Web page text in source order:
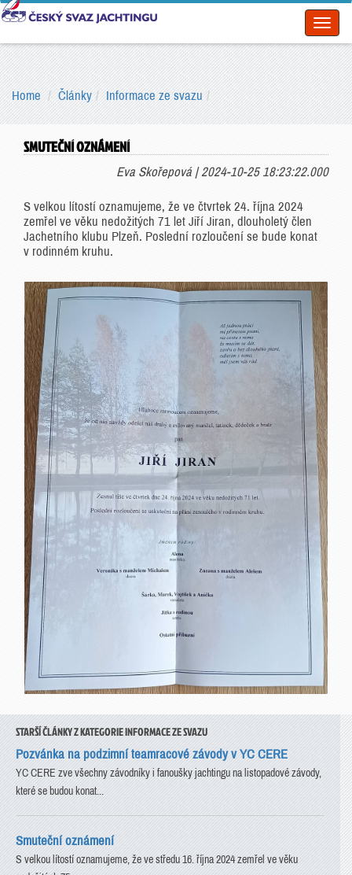
Home Články Informace ze svazu
SMUTEČNÍ OZNÁMENÍ
Eva Skořepová | 2024-10-25 18:23:22.000
S velkou lítostí oznamujeme, že ve čtvrtek 24. října 2024
zemřel ve věku nedožitých 71 let Jiří Jiran, dlouholetý člen
Jachetního klubu Plzeň. Poslední rozloučení se bude konat
v rodinném kruhu.
STARŠÍ ČLÁNKY Z KATEGORIE INFORMACE ZE SVAZU
Pozvánka na podzimní teamracové závody v YC CERE
YC CERE zve všechny závodníky i fanoušky jachtingu na listopadové závody,
které se budou konat...
Smuteční oznámení
S velkou lítostí oznamujeme, že ve středu 16. října 2024 zemřel ve věku